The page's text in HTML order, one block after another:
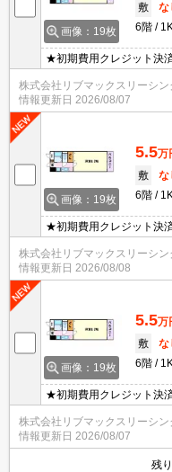
画像：19枚
敷
な
6階
1K
★初期費用クレジット決
くにあって便利な立地で
なしでご契約可能です！
株式会社リブマックスリーシン
情報更新日 2026/08/07
画像：19枚
5.5万
敷
な
6階
1K
★初期費用クレジット決
くにあって便利な立地で
なしでご契約可能です！
株式会社リブマックスリーシ
情報更新日 2026/08/08
画像：19枚
5.5万
敷
な
6階
1K
★初期費用クレジット決
くにあって便利な立地で
なしでご契約可能です！
株式会社リブマックスリーシン
情報更新日 2026/08/07
残